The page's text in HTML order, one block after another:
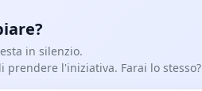
in silenzio.
prendere l'iniziativa. Farai lo stesso?